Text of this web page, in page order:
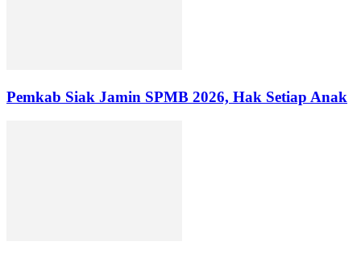
Pemkab Siak Jamin SPMB 2026, Hak Setiap Anak